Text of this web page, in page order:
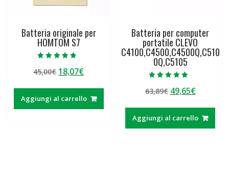
Batteria originale per
HOMTOM S7
4.50
su 5
45,00€ Il
originale
era:
18,07€Il
attuale
è:
Aggiungi al carrello
Batteria per computer
portatile CLEVO
C4100,C4500,C4500Q,C510
0Q,C5105
4.50
su 5
63,89€ Il
originale
era:
49,65€Il
attuale
è:
Aggiungi al carrello